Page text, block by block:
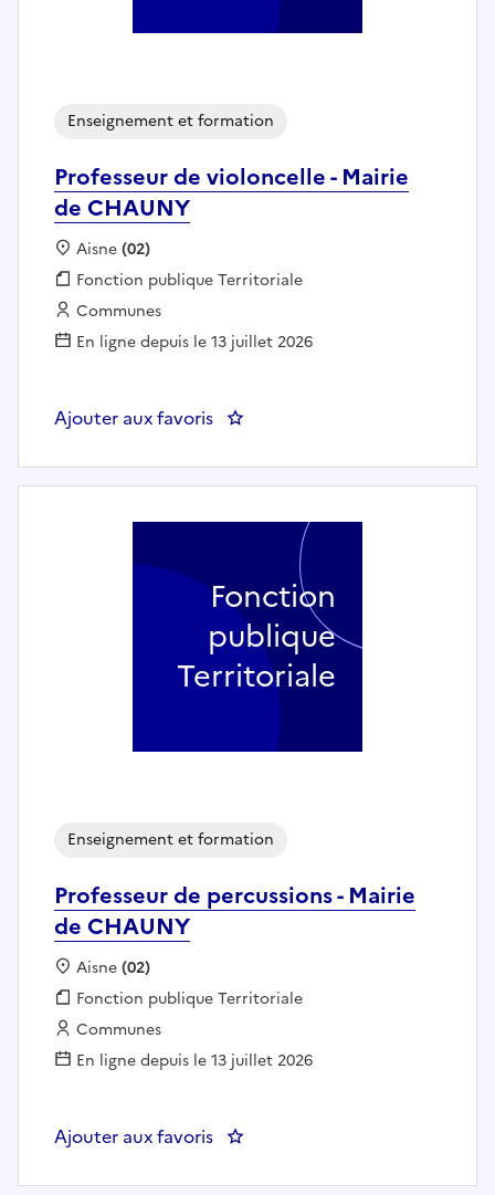
Professeur de violoncelle - Mairie
de CHAUNY
Enseignement et formation
Localisation :
Aisne(02)
Fonction publique :
Fonction publique Territoriale
Employeur :
Communes
En ligne depuis le 13 juillet 2026
Ajouter aux favoris : Professeur de violoncelle -
Professeur de percussions - Mairie
de CHAUNY
Enseignement et formation
Localisation :
Aisne(02)
Fonction publique :
Fonction publique Territoriale
Employeur :
Communes
En ligne depuis le 13 juillet 2026
Ajouter aux favoris : Professeur de percussions -
Fonction
publique
Territoriale